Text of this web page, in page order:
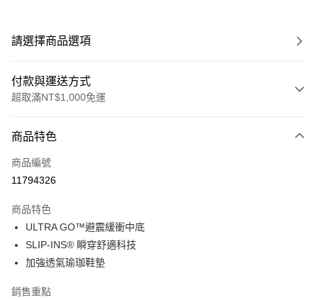
請選擇商品選項
付款與運送方式
超取滿NT$1,000免運
信用卡一次付款
超商取貨付款
運送方式
全家取貨付款
每筆NT$60，滿NT$1,000(含以上)免運費
每筆NT$60，滿NT$1,000(含以上)免運費
商品特色
商品編號
11794326
商品特色
ULTRA GO™避震緩衝中底
SLIP-INS® 瞬穿舒適科技
加強透氣瑜珈鞋墊
銷售重點